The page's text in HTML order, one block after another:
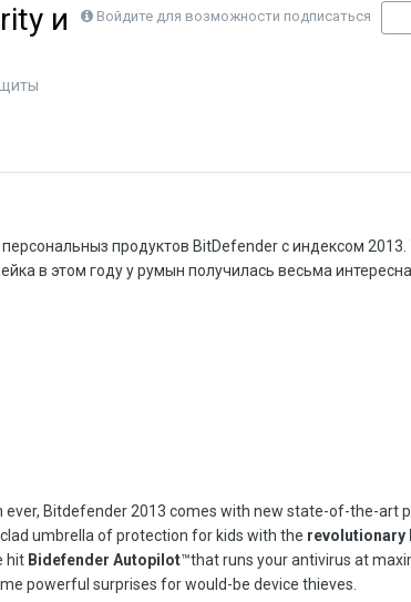
Войдите для возможности подписаться
и
продуктов BitDefender с индексом
в этом году у румын получилась весьма
ever, Bitdefender 2013 comes with new state-of-the-art
umbrella of protection for kids with the revolutionary
hit Bidefender Autopilot™that runs your antivirus at
powerful surprises for would-be device thieves.